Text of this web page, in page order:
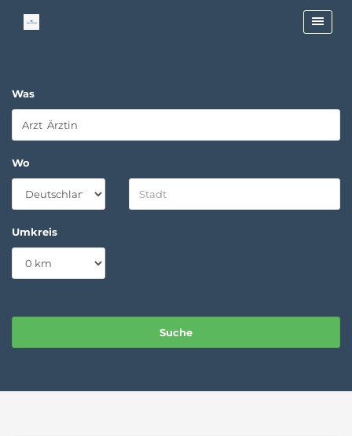
Was
Wo
Umkreis